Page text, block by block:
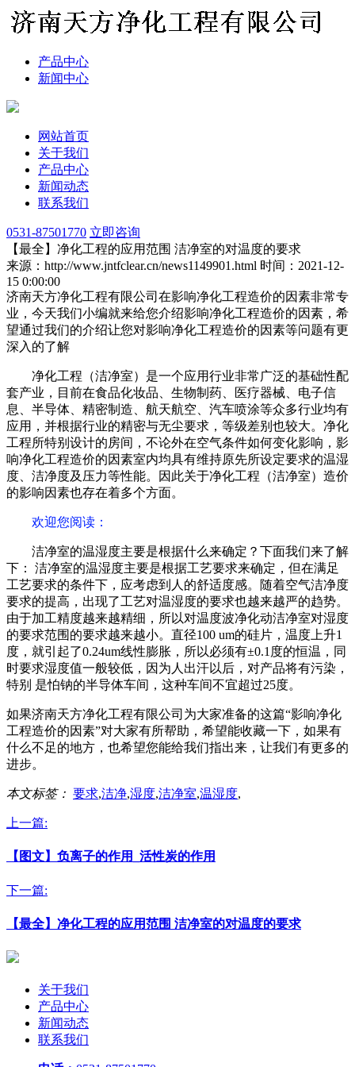
产品中心
新闻中心
网站首页
关于我们
产品中心
新闻动态
联系我们
0531-87501770 立即咨询
【最全】净化工程的应用范围 洁净室的对温度的要求
来源：http://www.jntfclear.cn/news1149901.html 时间：2021-12-
15 0:00:00
济南天方净化工程有限公司在影响净化工程造价的因素非常专
业，今天我们小编就来给您介绍影响净化工程造价的因素，希
望通过我们的介绍让您对影响净化工程造价的因素等问题有更
深入的了解
净化工程（洁净室）是一个应用行业非常广泛的基础性配
套产业，目前在食品化妆品、生物制药、医疗器械、电子信
息、半导体、精密制造、航天航空、汽车喷涂等众多行业均有
应用，并根据行业的精密与无尘要求，等级差别也较大。净化
工程所特别设计的房间，不论外在空气条件如何变化影响，影
响净化工程造价的因素室内均具有维持原先所设定要求的温湿
度、洁净度及压力等性能。因此关于净化工程（洁净室）造价
的影响因素也存在着多个方面。
欢迎您阅读 ：
洁净室的温湿度主要是根据什么来确定？下面我们来了解
下： 洁净室的温湿度主要是根据工艺要求来确定，但在满足
工艺要求的条件下，应考虑到人的舒适度感。随着空气洁净度
要求的提高，出现了工艺对温湿度的要求也越来越严的趋势。
由于加工精度越来越精细，所以对温度波净化动洁净室对湿度
的要求范围的要求越来越小。直径100 um的硅片，温度上升1
度，就引起了0.24um线性膨胀，所以必须有±0.1度的恒温，同
时要求湿度值一般较低，因为人出汗以后，对产品将有污染，
特别 是怕钠的半导体车间，这种车间不宜超过25度。
如果济南天方净化工程有限公司为大家准备的这篇“影响净化
工程造价的因素”对大家有所帮助，希望能收藏一下，如果有
什么不足的地方，也希望您能给我们指出来，让我们有更多的
进步。
本文标签： 要求,洁净,湿度,洁净室,温湿度,
上一篇:
【图文】负离子的作用_活性炭的作用
下一篇:
【最全】净化工程的应用范围 洁净室的对温度的要求
关于我们
产品中心
新闻动态
联系我们